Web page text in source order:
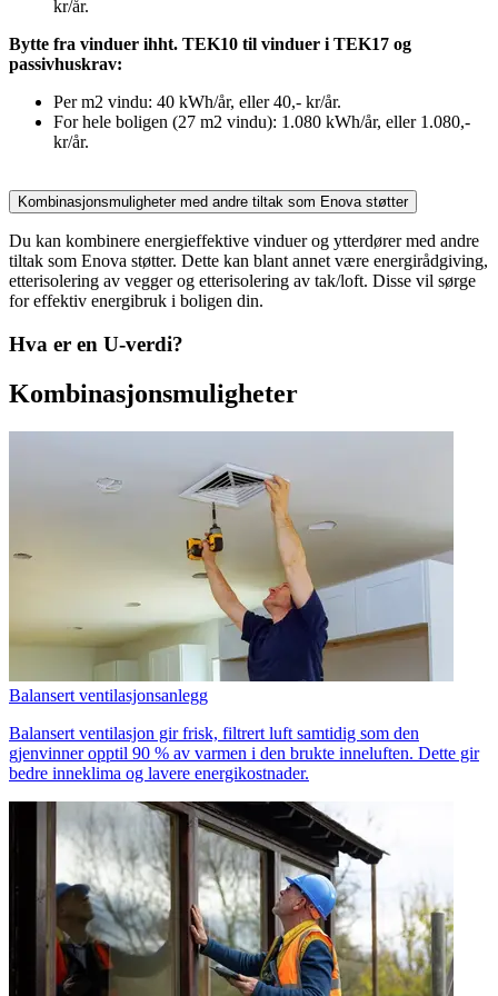
kr/år.
Bytte fra vinduer ihht. TEK10 til vinduer i TEK17 og
passivhuskrav:
Per m2 vindu: 40 kWh/år, eller 40,- kr/år.
For hele boligen (27 m2 vindu): 1.080 kWh/år, eller 1.080,-
kr/år.
Kombinasjonsmuligheter med andre tiltak som Enova støtter
Du kan kombinere energieffektive vinduer og ytterdører med andre
tiltak som Enova støtter. Dette kan blant annet være energirådgiving,
etterisolering av vegger og etterisolering av tak/loft. Disse vil sørge
for effektiv energibruk i boligen din.
Hva er en U-verdi?
Kombinasjonsmuligheter
Balansert ventilasjonsanlegg
Balansert ventilasjon gir frisk, filtrert luft samtidig som den
gjenvinner opptil 90 % av varmen i den brukte inneluften. Dette gir
bedre inneklima og lavere energikostnader.